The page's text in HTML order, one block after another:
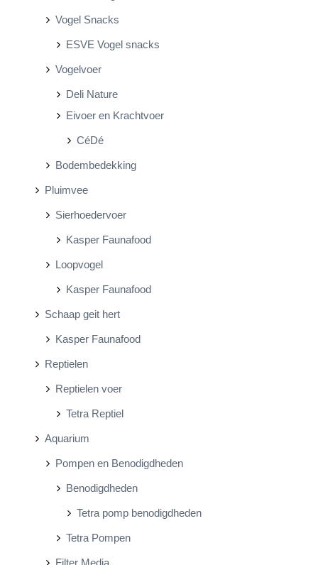
Vogel Snacks
ESVE Vogel snacks
Vogelvoer
Deli Nature
Eivoer en Krachtvoer
CéDé
Bodembedekking
Pluimvee
Sierhoedervoer
Kasper Faunafood
Loopvogel
Kasper Faunafood
Schaap geit hert
Kasper Faunafood
Reptielen
Reptielen voer
Tetra Reptiel
Aquarium
Pompen en Benodigdheden
Benodigdheden
Tetra pomp benodigdheden
Tetra Pompen
Filter Media